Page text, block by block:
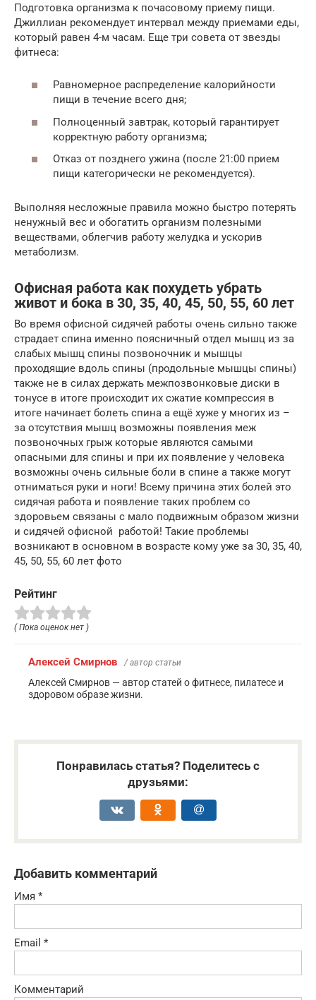
Подготовка организма к почасовому приему пищи.
Джиллиан рекомендует интервал между приемами еды,
который равен 4-м часам. Еще три совета от звезды
фитнеса:
Равномерное распределение калорийности
пищи в течение всего дня;
Полноценный завтрак, который гарантирует
корректную работу организма;
Отказ от позднего ужина (после 21:00 прием
пищи категорически не рекомендуется).
Выполняя несложные правила можно быстро потерять
ненужный вес и обогатить организм полезными
веществами, облегчив работу желудка и ускорив
метаболизм.
Офисная работа как похудеть убрать
живот и бока в 30, 35, 40, 45, 50, 55, 60 лет
Во время офисной сидячей работы очень сильно также
страдает спина именно поясничный отдел мышц из за
слабых мышц спины позвоночник и мышцы
проходящие вдоль спины (продольные мышцы спины)
также не в силах держать межпозвонковые диски в
тонусе в итоге происходит их сжатие компрессия в
итоге начинает болеть спина а ещё хуже у многих из –
за отсутствия мышц возможны появления меж
позвоночных грыж которые являются самыми
опасными для спины и при их появление у человека
возможны очень сильные боли в спине а также могут
отниматься руки и ноги! Всему причина этих болей это
сидячая работа и появление таких проблем со
здоровьем связаны с мало подвижным образом жизни
и сидячей офисной работой! Такие проблемы
возникают в основном в возрасте кому уже за 30, 35, 40,
45, 50, 55, 60 лет фото
Рейтинг
( Пока оценок нет )
Алексей Смирнов / автор статьи
Алексей Смирнов — автор статей о фитнесе, пилатесе и
здоровом образе жизни.
Понравилась статья? Поделитесь с
друзьями:
Добавить комментарий
Имя *
Email *
Комментарий